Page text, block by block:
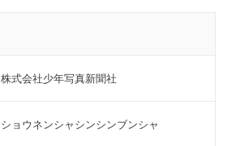
株式会社少年写真新聞社
ショウネンシャシンシンブンシャ